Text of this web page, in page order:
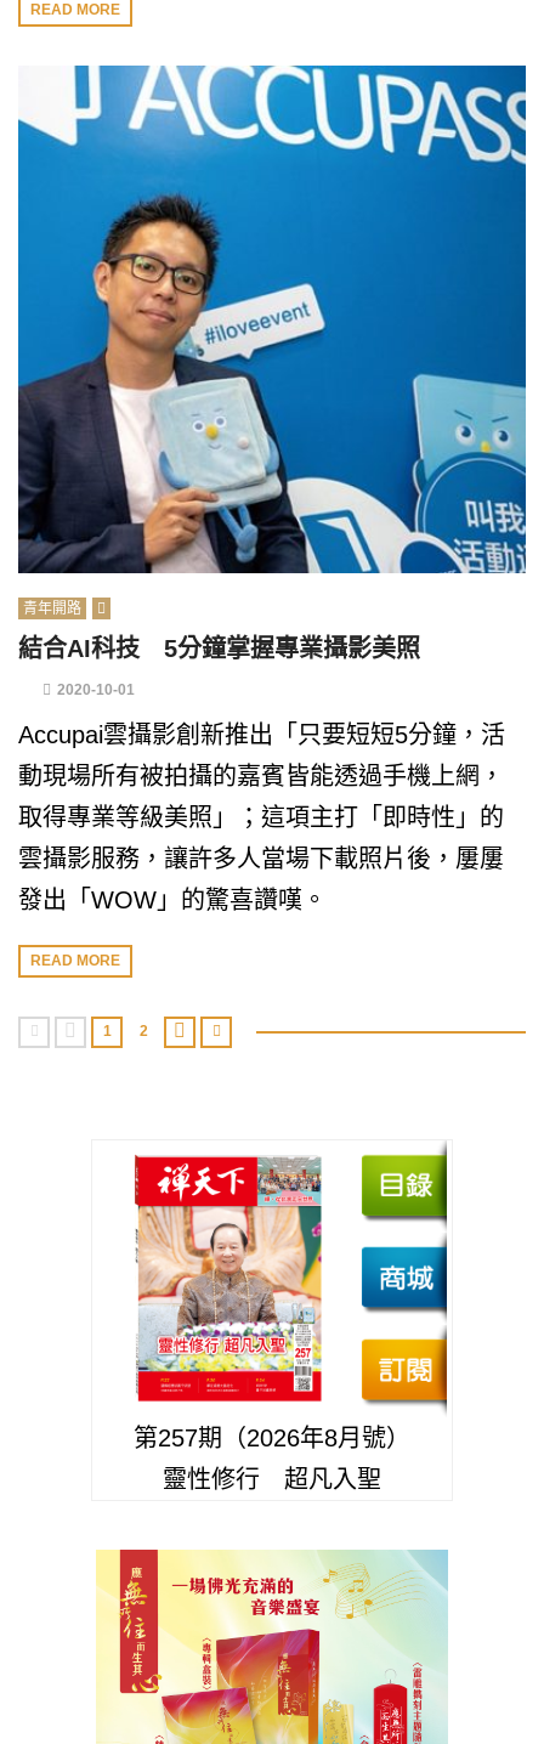
READ MORE
青年開路
結合AI科技 5分鐘掌握專業攝影美照
2020-10-01
Accupai雲攝影創新推出「只要短短5分鐘，活
動現場所有被拍攝的嘉賓皆能透過手機上網，
取得專業等級美照」；這項主打「即時性」的
雲攝影服務，讓許多人當場下載照片後，屢屢
發出「WOW」的驚喜讚嘆。
READ MORE
1 2
第257期（2026年8月號）
靈性修行 超凡入聖